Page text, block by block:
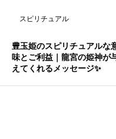
スピリチュアル
豊玉姫のスピリチュアルな
味とご利益｜龍宮の姫神が
えてくれるメッセージ✨